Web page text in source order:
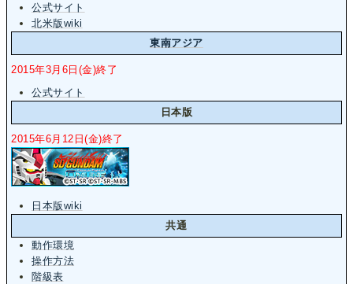
公式サイト
北米版wiki
東南アジア
2015年3月6日(金)終了
公式サイト
日本版
2015年6月12日(金)終了
日本版wiki
共通
動作環境
操作方法
階級表